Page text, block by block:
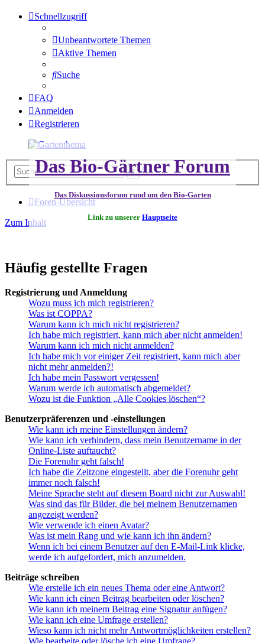
Schnellzugriff
Unbeantwortete Themen
Aktive Themen
Suche
FAQ
Anmelden
Registrieren
Das Bio-Gärtner Forum
Das Diskussionsforum rund um den Bio-Garten
Link zu unserer Hauptseite
SucheErweiterte
Foren-Übersicht
Zum Inhalt
Häufig gestellte Fragen
Registrierung und Anmeldung
Wozu muss ich mich registrieren?
Was ist COPPA?
Warum kann ich mich nicht registrieren?
Ich habe mich registriert, kann mich aber nicht anmelden!
Warum kann ich mich nicht anmelden?
Ich habe mich vor einiger Zeit registriert, kann mich aber
nicht mehr anmelden?!
Ich habe mein Passwort vergessen!
Warum werde ich automatisch abgemeldet?
Wozu ist die Funktion „Alle Cookies löschen“?
Benutzerpräferenzen und -einstellungen
Wie kann ich meine Einstellungen ändern?
Wie kann ich verhindern, dass mein Benutzername in der
Online-Liste auftaucht?
Die Forenuhr geht falsch!
Ich habe die Zeitzone eingestellt, aber die Forenuhr geht
immer noch falsch!
Meine Sprache steht auf diesem Board nicht zur Auswahl!
Was sind das für Bilder, die bei meinem Benutzernamen
angezeigt werden?
Wie verwende ich einen Avatar?
Was ist mein Rang und wie kann ich ihn ändern?
Wenn ich bei einem Benutzer auf den E-Mail-Link klicke,
werde ich aufgefordert, mich anzumelden.
Beiträge schreiben
Wie erstelle ich ein neues Thema oder eine Antwort?
Wie kann ich einen Beitrag bearbeiten oder löschen?
Wie kann ich meinem Beitrag eine Signatur anfügen?
Wie kann ich eine Umfrage erstellen?
Wieso kann ich nicht mehr Antwortmöglichkeiten erstellen?